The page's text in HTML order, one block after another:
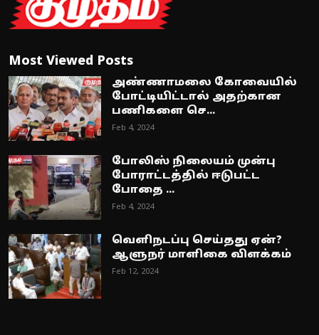
Most Viewed Posts
அண்ணாமலை கோவையில்
போட்டியிட்டால் அதற்கான
பணிகளை செ...
Feb 4, 2024
போலிஸ் நிலையம் முன்பு
போராட்டத்தில் ஈடுபட்ட
போதை ...
Feb 4, 2024
வெளிநடப்பு செய்தது ஏன்?
ஆளுநர் மாளிகை விளக்கம்
Feb 12, 2024